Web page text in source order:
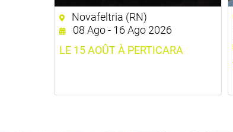
Novafeltria (RN)
08 Ago - 16 Ago 2026
LE 15 AOÛT À PERTICARA